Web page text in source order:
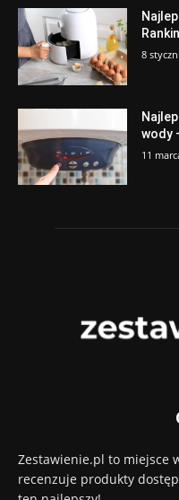
8
wody
11
Zestawienie.pl to miejsce
recenzuje produkty